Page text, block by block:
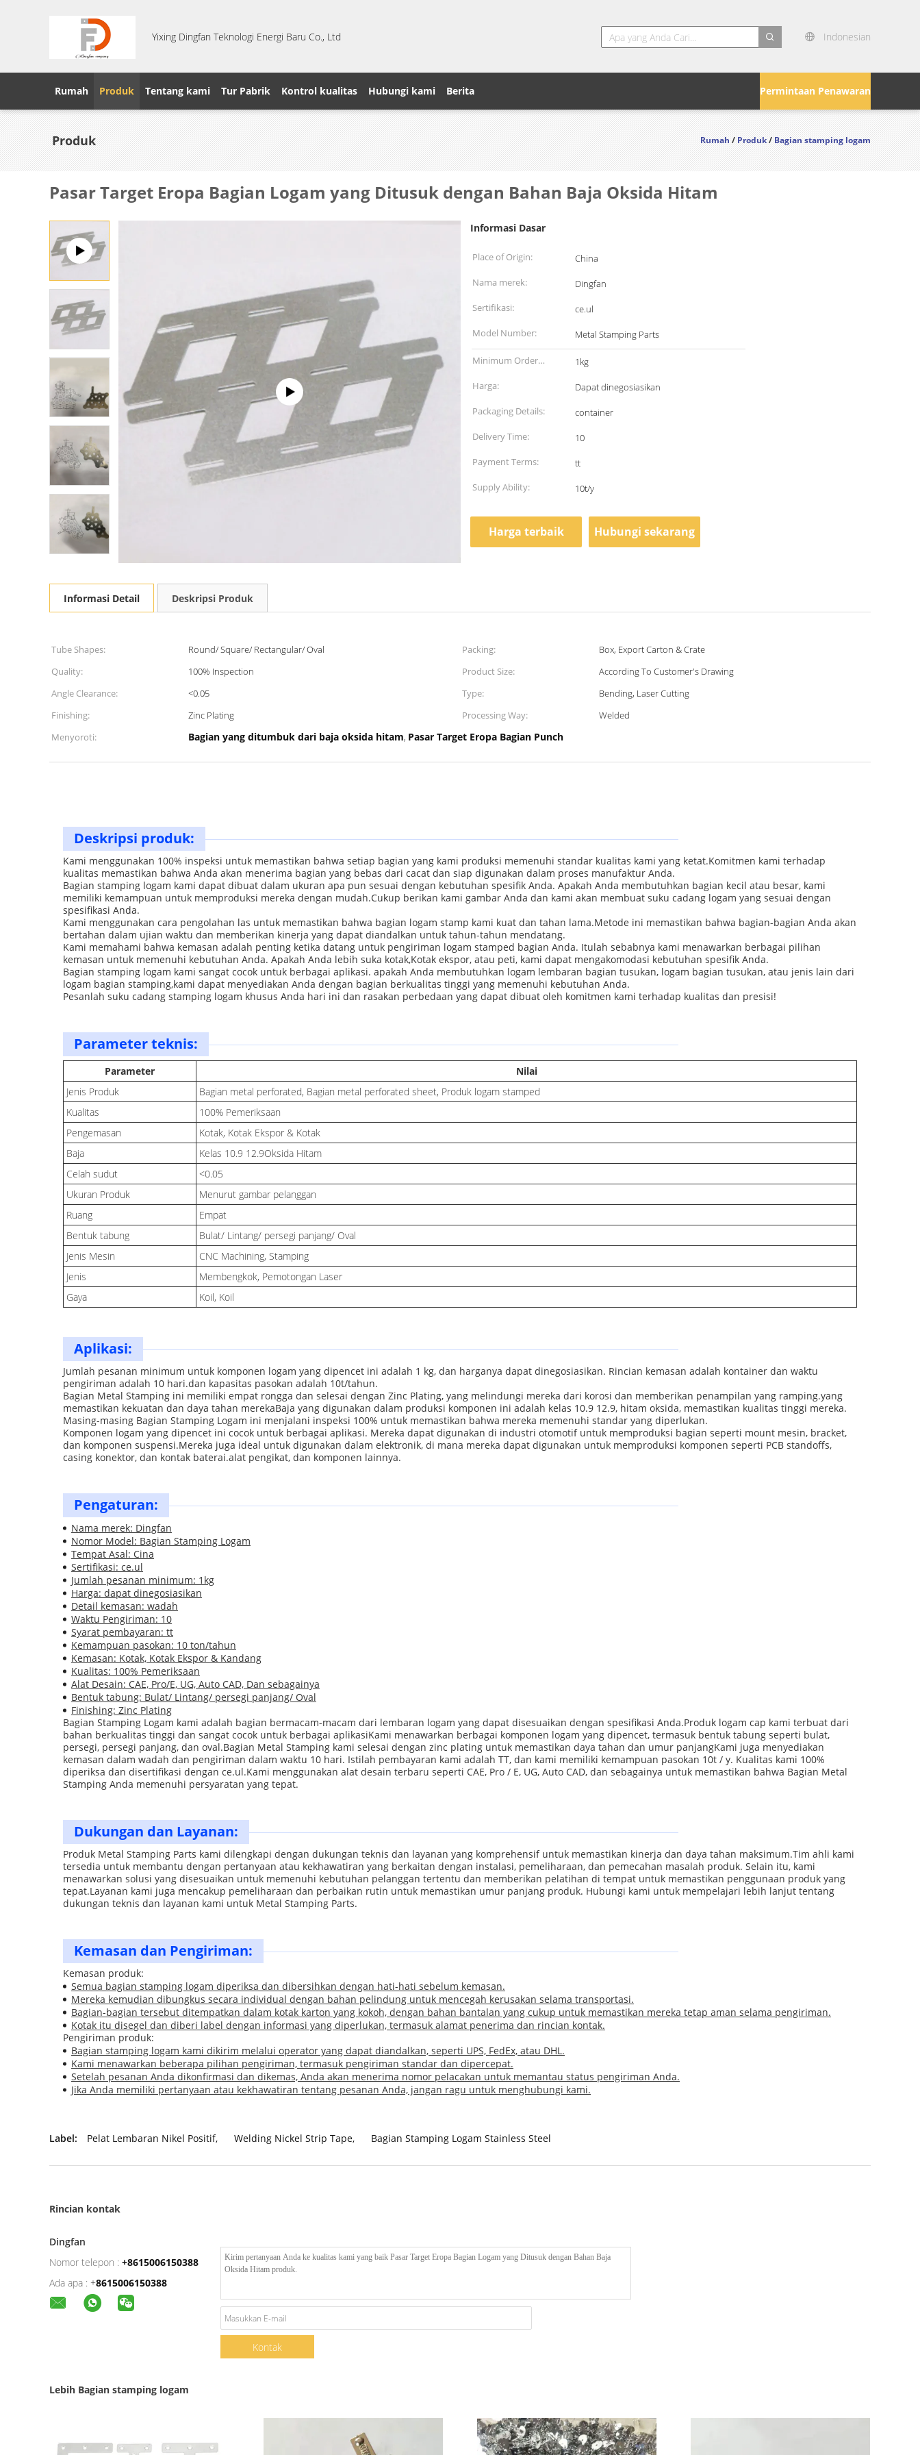
Yixing Dingfan Teknologi Energi Baru Co., Ltd
Indonesian
Permintaan Penawaran
Rumah Produk Tentang kami Tur Pabrik Kontrol kualitas Hubungi kami Berita
Produk Rumah/Produk/Bagian stamping logam
Pasar Target Eropa Bagian Logam yang Ditusuk dengan Bahan Baja Oksida Hitam
Informasi Dasar
Place of Origin:
China
Nama merek:
Dingfan
Sertifikasi:
ce.ul
Model Number:
Metal Stamping Parts
Minimum Order
Quantity:
1kg
Harga:
Dapat dinegosiasikan
Packaging Details:
container
Delivery Time:
10
Payment Terms:
tt
Supply Ability:
10t/y
Harga terbaik Hubungi sekarang
Informasi Detail Deskripsi Produk
Tube Shapes: Round/ Square/ Rectangular/ Oval Packing:
Box, Export Carton & Crate
Quality:
100% Inspection Product Size:
According To Customer's Drawing
Angle Clearance:
<0.05 Type:
Bending, Laser Cutting
Finishing:
Zinc Plating Processing Way:
Welded
Menyoroti:
Bagian yang ditumbuk dari baja oksida hitam, Pasar Target Eropa Bagian Punch
Deskripsi produk:
Kami menggunakan 100% inspeksi untuk memastikan bahwa setiap bagian yang kami produksi memenuhi standar kualitas kami yang ketat.Komitmen kami terhadap
kualitas memastikan bahwa Anda akan menerima bagian yang bebas dari cacat dan siap digunakan dalam proses manufaktur Anda.
Bagian stamping logam kami dapat dibuat dalam ukuran apa pun sesuai dengan kebutuhan spesifik Anda. Apakah Anda membutuhkan bagian kecil atau besar, kami
memiliki kemampuan untuk memproduksi mereka dengan mudah.Cukup berikan kami gambar Anda dan kami akan membuat suku cadang logam yang sesuai dengan
spesifikasi Anda.
Kami menggunakan cara pengolahan las untuk memastikan bahwa bagian logam stamp kami kuat dan tahan lama.Metode ini memastikan bahwa bagian-bagian Anda akan
bertahan dalam ujian waktu dan memberikan kinerja yang dapat diandalkan untuk tahun-tahun mendatang.
Kami memahami bahwa kemasan adalah penting ketika datang untuk pengiriman logam stamped bagian Anda. Itulah sebabnya kami menawarkan berbagai pilihan
kemasan untuk memenuhi kebutuhan Anda. Apakah Anda lebih suka kotak,Kotak ekspor, atau peti, kami dapat mengakomodasi kebutuhan spesifik Anda.
Bagian stamping logam kami sangat cocok untuk berbagai aplikasi. apakah Anda membutuhkan logam lembaran bagian tusukan, logam bagian tusukan, atau jenis lain dari
logam bagian stamping,kami dapat menyediakan Anda dengan bagian berkualitas tinggi yang memenuhi kebutuhan Anda.
Pesanlah suku cadang stamping logam khusus Anda hari ini dan rasakan perbedaan yang dapat dibuat oleh komitmen kami terhadap kualitas dan presisi!
Parameter teknis:
Parameter
Nilai
Jenis Produk
Bagian metal perforated, Bagian metal perforated sheet, Produk logam stamped
Kualitas
100% Pemeriksaan
Pengemasan
Kotak, Kotak Ekspor & Kotak
Baja
Kelas 10.9 12.9Oksida Hitam
Celah sudut
<0.05
Ukuran Produk
Menurut gambar pelanggan
Ruang
Empat
Bentuk tabung
Bulat/ Lintang/ persegi panjang/ Oval
Jenis Mesin
CNC Machining, Stamping
Jenis
Membengkok, Pemotongan Laser
Gaya
Koil, Koil
Aplikasi:
Jumlah pesanan minimum untuk komponen logam yang dipencet ini adalah 1 kg, dan harganya dapat dinegosiasikan. Rincian kemasan adalah kontainer dan waktu
pengiriman adalah 10 hari.dan kapasitas pasokan adalah 10t/tahun.
Bagian Metal Stamping ini memiliki empat rongga dan selesai dengan Zinc Plating, yang melindungi mereka dari korosi dan memberikan penampilan yang ramping.yang
memastikan kekuatan dan daya tahan merekaBaja yang digunakan dalam produksi komponen ini adalah kelas 10.9 12.9, hitam oksida, memastikan kualitas tinggi mereka.
Masing-masing Bagian Stamping Logam ini menjalani inspeksi 100% untuk memastikan bahwa mereka memenuhi standar yang diperlukan.
Komponen logam yang dipencet ini cocok untuk berbagai aplikasi. Mereka dapat digunakan di industri otomotif untuk memproduksi bagian seperti mount mesin, bracket,
dan komponen suspensi.Mereka juga ideal untuk digunakan dalam elektronik, di mana mereka dapat digunakan untuk memproduksi komponen seperti PCB standoffs,
casing konektor, dan kontak baterai.alat pengikat, dan komponen lainnya.
Pengaturan:
Nama merek: Dingfan
Nomor Model: Bagian Stamping Logam
Tempat Asal: Cina
Sertifikasi: ce.ul
Jumlah pesanan minimum: 1kg
Harga: dapat dinegosiasikan
Detail kemasan: wadah
Waktu Pengiriman: 10
Syarat pembayaran: tt
Kemampuan pasokan: 10 ton/tahun
Kemasan: Kotak, Kotak Ekspor & Kandang
Kualitas: 100% Pemeriksaan
Alat Desain: CAE, Pro/E, UG, Auto CAD, Dan sebagainya
Bentuk tabung: Bulat/ Lintang/ persegi panjang/ Oval
Finishing: Zinc Plating
Bagian Stamping Logam kami adalah bagian bermacam-macam dari lembaran logam yang dapat disesuaikan dengan spesifikasi Anda.Produk logam cap kami terbuat dari
bahan berkualitas tinggi dan sangat cocok untuk berbagai aplikasiKami menawarkan berbagai komponen logam yang dipencet, termasuk bentuk tabung seperti bulat,
persegi, persegi panjang, dan oval.Bagian Metal Stamping kami selesai dengan zinc plating untuk memastikan daya tahan dan umur panjangKami juga menyediakan
kemasan dalam wadah dan pengiriman dalam waktu 10 hari. Istilah pembayaran kami adalah TT, dan kami memiliki kemampuan pasokan 10t / y. Kualitas kami 100%
diperiksa dan disertifikasi dengan ce.ul.Kami menggunakan alat desain terbaru seperti CAE, Pro / E, UG, Auto CAD, dan sebagainya untuk memastikan bahwa Bagian Metal
Stamping Anda memenuhi persyaratan yang tepat.
Dukungan dan Layanan:
Produk Metal Stamping Parts kami dilengkapi dengan dukungan teknis dan layanan yang komprehensif untuk memastikan kinerja dan daya tahan maksimum.Tim ahli kami
tersedia untuk membantu dengan pertanyaan atau kekhawatiran yang berkaitan dengan instalasi, pemeliharaan, dan pemecahan masalah produk. Selain itu, kami
menawarkan solusi yang disesuaikan untuk memenuhi kebutuhan pelanggan tertentu dan memberikan pelatihan di tempat untuk memastikan penggunaan produk yang
tepat.Layanan kami juga mencakup pemeliharaan dan perbaikan rutin untuk memastikan umur panjang produk. Hubungi kami untuk mempelajari lebih lanjut tentang
dukungan teknis dan layanan kami untuk Metal Stamping Parts.
Kemasan dan Pengiriman:
Kemasan produk:
Semua bagian stamping logam diperiksa dan dibersihkan dengan hati-hati sebelum kemasan.
Mereka kemudian dibungkus secara individual dengan bahan pelindung untuk mencegah kerusakan selama transportasi.
Bagian-bagian tersebut ditempatkan dalam kotak karton yang kokoh, dengan bahan bantalan yang cukup untuk memastikan mereka tetap aman selama pengiriman.
Kotak itu disegel dan diberi label dengan informasi yang diperlukan, termasuk alamat penerima dan rincian kontak.
Pengiriman produk:
Bagian stamping logam kami dikirim melalui operator yang dapat diandalkan, seperti UPS, FedEx, atau DHL.
Kami menawarkan beberapa pilihan pengiriman, termasuk pengiriman standar dan dipercepat.
Setelah pesanan Anda dikonfirmasi dan dikemas, Anda akan menerima nomor pelacakan untuk memantau status pengiriman Anda.
Jika Anda memiliki pertanyaan atau kekhawatiran tentang pesanan Anda, jangan ragu untuk menghubungi kami.
Label: Pelat Lembaran Nikel Positif, Welding Nickel Strip Tape, Bagian Stamping Logam Stainless Steel
Rincian kontak
Dingfan
Nomor telepon : +8615006150388
Ada apa : +8615006150388
Kontak
Lebih Bagian stamping logam